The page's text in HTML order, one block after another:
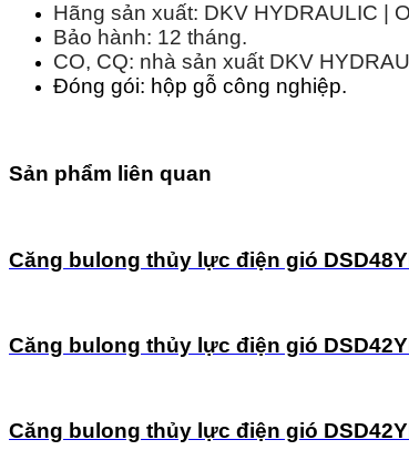
Hãng sản xuất: DKV HYDRAULIC |
Bảo hành: 12 tháng.
CO, CQ: nhà sản xuất DKV
Đóng gói: hộp gỗ công nghiệp.
Sản phẩm liên quan
Căng bulong thủy lực điện gió
Căng bulong thủy lực điện gió
Căng bulong thủy lực điện gió